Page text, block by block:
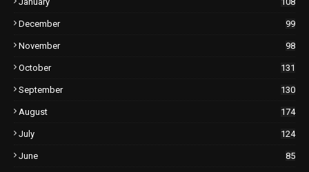
December 99
November 98
October 131
September 130
August 174
July 124
June 85